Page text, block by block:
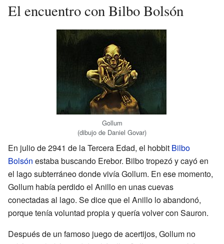
El encuentro con Bilbo Bolsón
Gollum
(dibujo de Daniel Govar)
En julio de 2941 de la Tercera Edad, el hobbit Bilbo
Bolsón estaba buscando Erebor. Bilbo tropezó y cayó en
el lago subterráneo donde vivía Gollum. En ese momento,
Gollum había perdido el Anillo en unas cuevas
conectadas al lago. Se dice que el Anillo lo abandonó,
porque tenía voluntad propia y quería volver con Sauron.
Después de un famoso juego de acertijos, Gollum no